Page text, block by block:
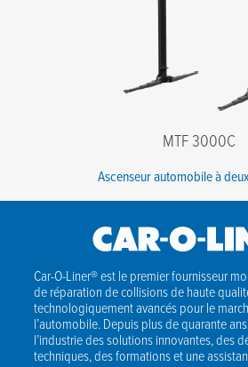
MTF 3000C
Ascenseur automobile à
Car-O-Liner® est le premier fournisseur
de réparation de collisions de haute
technologiquement avancés pour le
l’automobile. Depuis plus de quarante
l’industrie des solutions innovantes, des
techniques, des formations et une